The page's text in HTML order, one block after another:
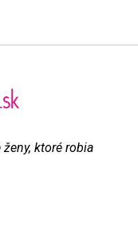
ktoré robia